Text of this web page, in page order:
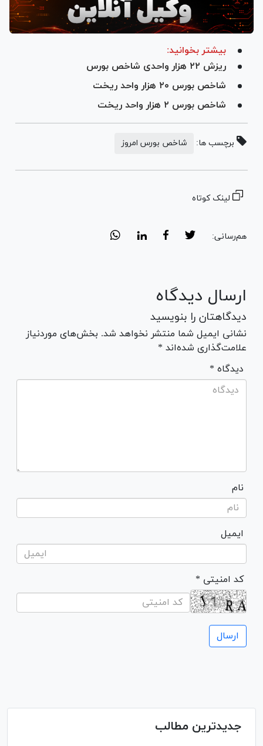
بیشتر بخوانید:
ریزش ۲۲ هزار واحدی شاخص بورس
شاخص بورس ۲۰ هزار واحد ریخت
شاخص بورس ۲ هزار واحد ریخت
برچسب ها: شاخص بورس امروز
لینک کوتاه
هم‌رسانی:
ارسال دیدگاه
دیدگاهتان را بنویسید
نشانی ایمیل شما منتشر نخواهد شد. بخش‌های موردنیاز
علامت‌گذاری شده‌اند *
* دیدگاه
نام
ایمیل
* کد امنیتی
جدیدترین مطالب